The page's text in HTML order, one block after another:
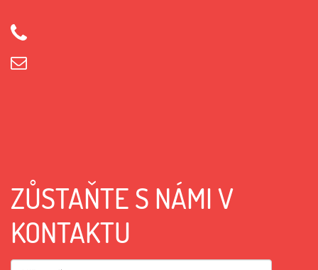
ZŮSTAŇTE S NÁMI V
KONTAKTU